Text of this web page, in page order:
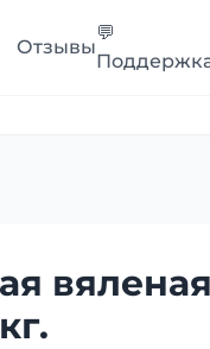
Отзывы
💬